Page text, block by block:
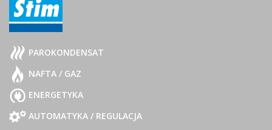
PAROKONDENSAT
NAFTA / GAZ
ENERGETYKA
AUTOMATYKA / REGULACJA